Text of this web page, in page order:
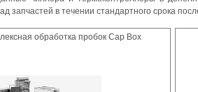
запчастей в течении стандартного срока
обработка пробок Cap Box